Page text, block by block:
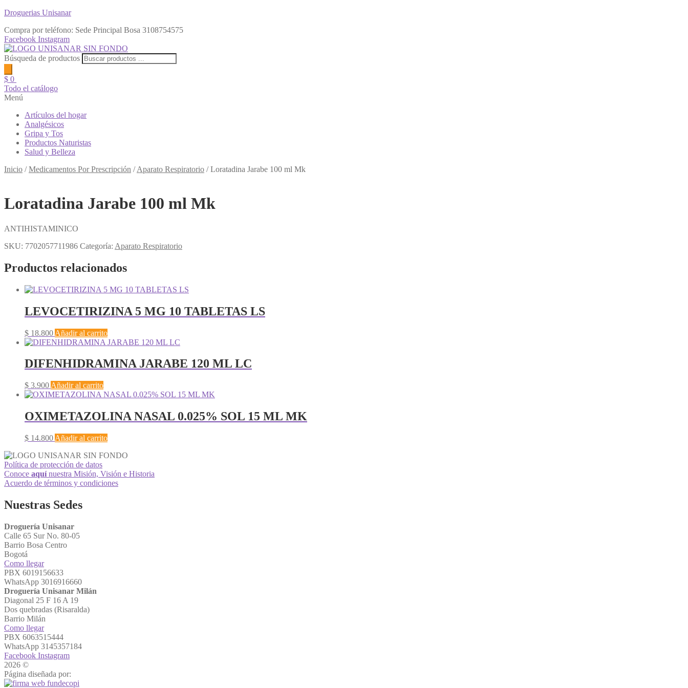
Droguerias Unisanar
Compra por teléfono: Sede Principal Bosa 3108754575
Facebook Instagram
Búsqueda de productos
$ 0
Todo el catálogo
Menú
Artículos del hogar
Analgésicos
Gripa y Tos
Productos Naturistas
Salud y Belleza
Inicio /Medicamentos Por Prescripción /Aparato Respiratorio /Loratadina Jarabe 100 ml Mk
Loratadina Jarabe 100 ml Mk
ANTIHISTAMINICO
SKU: 7702057711986 Categoría: Aparato Respiratorio
Productos relacionados
LEVOCETIRIZINA 5 MG 10 TABLETAS LS
$ 18.800 Añadir al carrito
DIFENHIDRAMINA JARABE 120 ML LC
$ 3.900 Añadir al carrito
OXIMETAZOLINA NASAL 0.025% SOL 15 ML MK
$ 14.800 Añadir al carrito
Política de protección de datos
Conoce aquínuestra Misión, Visión e Historia
Acuerdo de términos y condiciones
Nuestras Sedes
Droguería Unisanar
Calle 65 Sur No. 80-05
Barrio Bosa Centro
Bogotá
Como llegar
PBX 6019156633
WhatsApp 3016916660
Droguería Unisanar Milán
Diagonal 25 F 16 A 19
Dos quebradas (Risaralda)
Barrio Milán
Como llegar
PBX 6063515444
WhatsApp 3145357184
Facebook Instagram
2026 ©
Página diseñada por: